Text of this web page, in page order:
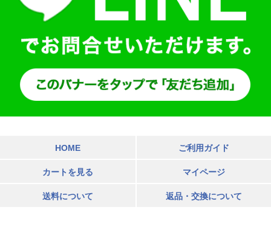
HOME ご利用ガイド
カートを見る マイページ
送料について 返品・交換について